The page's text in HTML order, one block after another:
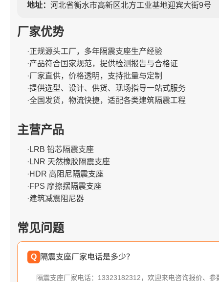
地址： 河北省衡水市高新区北方工业基地迎宾大街9号
厂家优势
·正规源头工厂，多年隔震支座生产经验
·产品符合国家规范，提供检测报告与合格证
·厂家直供，价格透明，支持批量与定制
·提供选型、设计、供货、现场指导一站式服务
·全国发货，物流快捷，适配各类建筑隔震工程
主营产品
·LRB 铅芯隔震支座
·LNR 天然橡胶隔震支座
·HDR 高阻尼隔震支座
·FPS 摩擦摆隔震支座
·建筑减震阻尼器
常见问题
Q 隔震支座厂家电话是多少？
隔震支座厂家电话：13323182312，欢迎来电咨询报价、参